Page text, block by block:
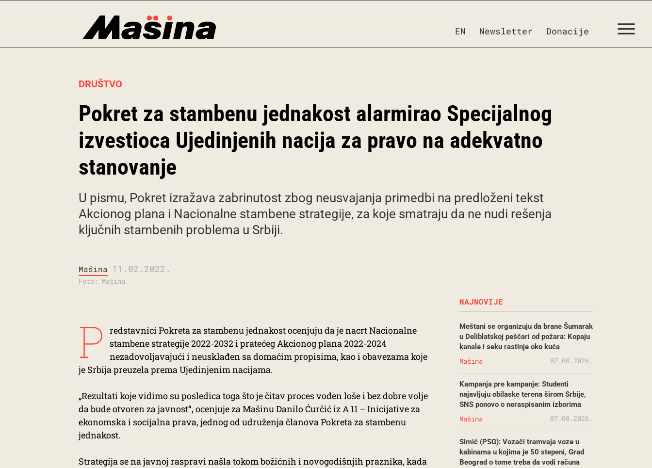
EN Newsletter Donacije
DRUŠTVO
Pokret za stambenu jednakost alarmirao Specijalnog
izvestioca Ujedinjenih nacija za pravo na adekvatno
stanovanje
U pismu, Pokret izražava zabrinutost zbog neusvajanja primedbi na predloženi tekst
Akcionog plana i Nacionalne stambene strategije, za koje smatraju da ne nudi rešenja
ključnih stambenih problema u Srbiji.
Mašina 11.02.2022.
Foto: Mašina
P
redstavnici Pokreta za stambenu jednakost ocenjuju da je nacrt Nacionalne
stambene strategije 2022-2032 i pratećeg Akcionog plana 2022-2024
nezadovoljavajući i neusklađen sa domaćim propisima, kao i obavezama koje
je Srbija preuzela prema Ujedinjenim nacijama.
„Rezultati koje vidimo su posledica toga što je čitav proces vođen loše i bez dobre volje
da bude otvoren za javnost“, ocenjuje za Mašinu Danilo Ćurčić iz A 11 – Inicijative za
ekonomska i socijalna prava, jednog od udruženja članova Pokreta za stambenu
jednakost.
Strategija se na javnoj raspravi našla tokom božićnih i novogodišnjih praznika, kada
NAJNOVIJE
Meštani se organizuju da brane Šumarak
u Deliblatskoj peščari od požara: Kopaju
kanale i seku rastinje oko kuća
Mašina 07.08.2026.
Kampanja pre kampanje: Studenti
najavljuju obilaske terena širom Srbije,
SNS ponovo o neraspisanim izborima
Mašina 07.08.2026.
Simić (PSG): Vozači tramvaja voze u
kabinama u kojima je 50 stepeni, Grad
Beograd o tome treba da vodi računa